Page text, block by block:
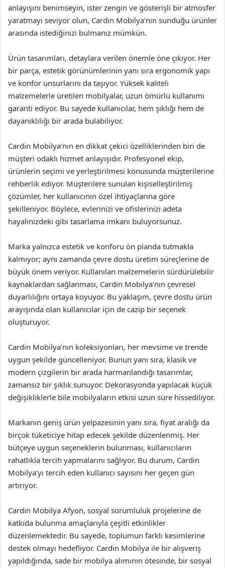
anlayışını benimseyin, ister zengin ve gösterişli bir atmosfer
yaratmayı seviyor olun, Cardin Mobilya’nın sunduğu ürünler
arasında istediğinizi bulmanız mümkün.
Ürün tasarımları, detaylara verilen önemle öne çıkıyor. Her
bir parça, estetik görünümlerinin yanı sıra ergonomik yapı
ve konfor unsurlarını da taşıyor. Yüksek kaliteli
malzemelerle üretilen mobilyalar, uzun ömürlü kullanımı
garanti ediyor. Bu sayede kullanıcılar, hem şıklığı hem de
dayanıklılığı bir arada bulabiliyor.
Cardin Mobilya’nın en dikkat çekici özelliklerinden biri de
müşteri odaklı hizmet anlayışıdır. Profesyonel ekip,
ürünlerin seçimi ve yerleştirilmesi konusunda müşterilerine
rehberlik ediyor. Müşterilere sunulan kişiselleştirilmiş
çözümler, her kullanıcının özel ihtiyaçlarına göre
şekilleniyor. Böylece, evlerinizi ve ofislerinizi adeta
hayalinizdeki gibi tasarlama imkanı buluyorsunuz.
Marka yalnızca estetik ve konforu ön planda tutmakla
kalmıyor; aynı zamanda çevre dostu üretim süreçlerine de
büyük önem veriyor. Kullanılan malzemelerin sürdürülebilir
kaynaklardan sağlanması, Cardin Mobilya’nın çevresel
duyarlılığını ortaya koyuyor. Bu yaklaşım, çevre dostu ürün
arayışında olan kullanıcılar için de cazip bir seçenek
oluşturuyor.
Cardin Mobilya’nın koleksiyonları, her mevsime ve trende
uygun şekilde güncelleniyor. Bunun yanı sıra, klasik ve
modern çizgilerin bir arada harmanlandığı tasarımlar,
zamansız bir şıklık sunuyor. Dekorasyonda yapılacak küçük
değişikliklerle bile mobilyaların etkisi uzun süre hissediliyor.
Markanın geniş ürün yelpazesinin yanı sıra, fiyat aralığı da
birçok tüketiciye hitap edecek şekilde düzenlenmiş. Her
bütçeye uygun seçeneklerin bulunması, kullanıcıların
rahatlıkla tercih yapmalarını sağlıyor. Bu durum, Cardin
Mobilya’yı tercih eden kullanıcı sayısını her geçen gün
artırıyor.
Cardin Mobilya Afyon, sosyal sorumluluk projelerine de
katkıda bulunma amaçlarıyla çeşitli etkinlikler
düzenlemektedir. Bu sayede, toplumun farklı kesimlerine
destek olmayı hedefliyor. Cardin Mobilya ile bir alışveriş
yapıldığında, sade bir mobilya alımının ötesinde, bir sosyal